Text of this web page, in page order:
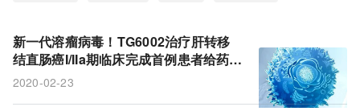
辉瑞
TILT-123 TILT
默克
免疫检查点抑制剂
溶瘤病毒药物
新一代溶瘤病毒！TG6002治疗肝转移
结直肠癌I/IIa期临床完成首例患者给药，
天士力拥有中国权利
2020-02-23